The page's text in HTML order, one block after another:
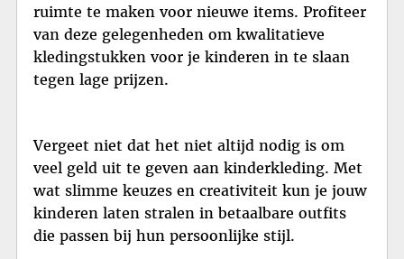
ruimte te maken voor nieuwe items. Profiteer
van deze gelegenheden om kwalitatieve
kledingstukken voor je kinderen in te slaan
tegen lage prijzen.
Vergeet niet dat het niet altijd nodig is om
veel geld uit te geven aan kinderkleding. Met
wat slimme keuzes en creativiteit kun je jouw
kinderen laten stralen in betaalbare outfits
die passen bij hun persoonlijke stijl.